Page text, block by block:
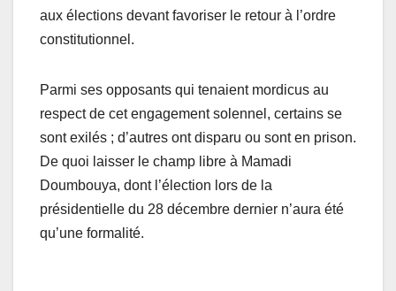
aux élections devant favoriser le retour à l’ordre
constitutionnel.
Parmi ses opposants qui tenaient mordicus au
respect de cet engagement solennel, certains se
sont exilés ; d’autres ont disparu ou sont en prison.
De quoi laisser le champ libre à Mamadi
Doumbouya, dont l’élection lors de la
présidentielle du 28 décembre dernier n’aura été
qu’une formalité.